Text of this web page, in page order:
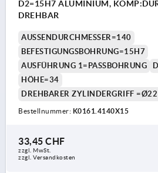
D2=15H7 ALUMINIUM,
DREHBAR
AUSSENDURCHMESSER=140
BEFESTIGUNGSBOHRUNG=15H7
AUSFÜHRUNG 1=PASSBOHRUNG
HÖHE=34
DREHBARER ZYLINDERGRIFF
Bestellnummer: K0161.4140X15
33,45 CHF
zzgl. MwSt.
zzgl. Versandkosten